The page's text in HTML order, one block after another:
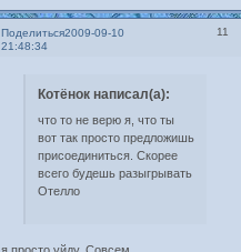
Поделиться 11
2009-09-10
21:48:34
Котёнок написал(а):
что то не верю я, что ты
вот так просто предложишь
присоединиться. Скорее
всего будешь разыгрывать
Отелло